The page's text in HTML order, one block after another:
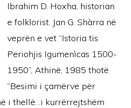
Ibrahim D. Hoxha, historian
e folklorist. Jan G. Shàrra në
veprën e vet “Istoria tis
Periohjis Igumenìcas 1500-
1950”, Athinë, 1985 thotë
“Besimi i çamërve për
i thellë…i kurrërrejtshëm